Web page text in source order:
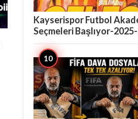
Kayserispor Futbol
Seçmeleri Başlıyor-